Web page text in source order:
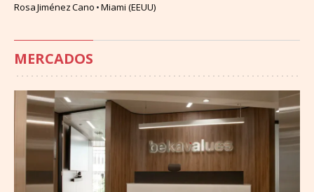
Rosa Jiménez Cano Miami (EEUU)
MERCADOS